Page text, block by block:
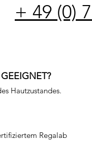
+ 49 (0)
Hautzustandes.
Regalab